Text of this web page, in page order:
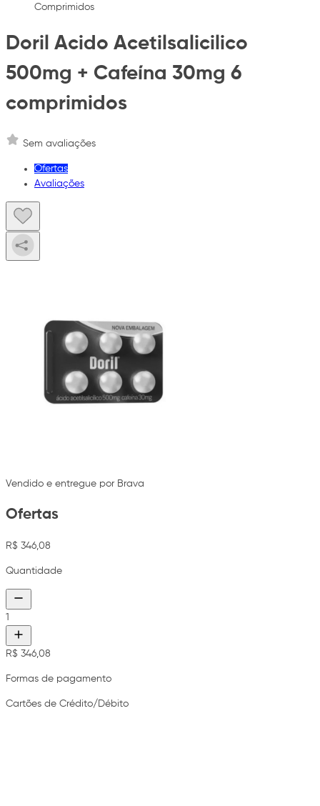
Comprimidos
Doril Acido Acetilsalicilico
500mg + Cafeína 30mg 6
comprimidos
Sem avaliações
Ofertas
Avaliações
Vendido e entregue por Brava
Ofertas
R$ 346,08
Quantidade
1
R$ 346,08
Formas de pagamento
Cartões de Crédito/Débito